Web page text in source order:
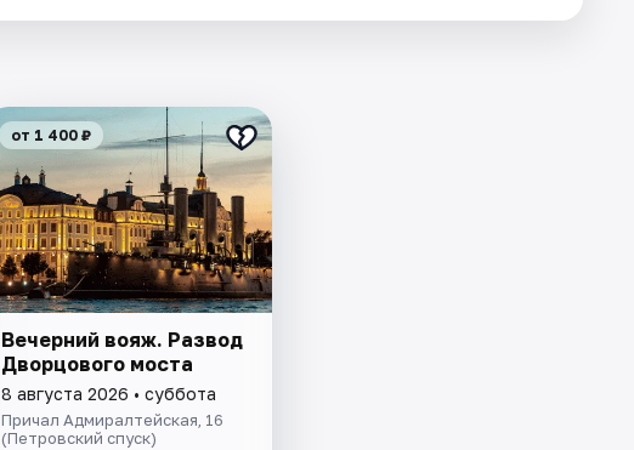
от 1 400 ₽
Вечерний вояж. Развод
Дворцового моста
8 августа 2026 • суббота
Причал Адмиралтейская, 16
(Петровский спуск)